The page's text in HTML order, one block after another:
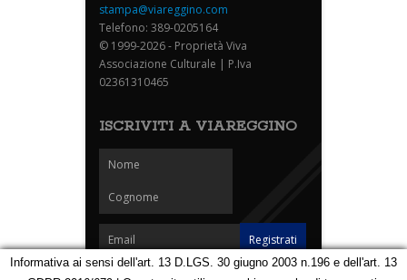
stampa@viareggino.com
Telefono: 389-0205164
© 1999-2026 - Proprietà Viva
Associazione Culturale | P.Iva
02361310465
ISCRIVITI A VIAREGGINO
Informativa ai sensi dell'art. 13 D.LGS. 30 giugno 2003 n.196 e dell'art. 13